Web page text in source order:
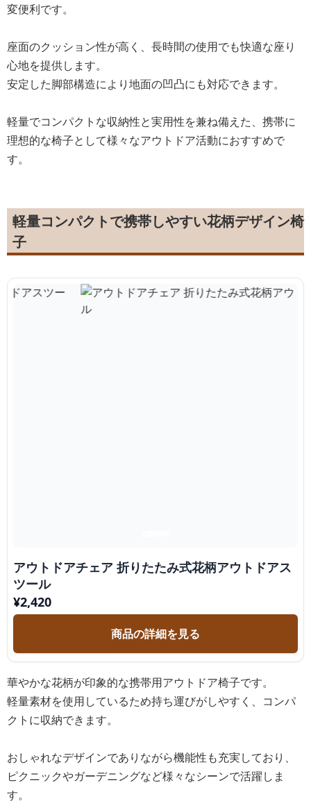
変便利です。
座面のクッション性が高く、長時間の使用でも快適な座り
心地を提供します。
安定した脚部構造により地面の凹凸にも対応できます。
軽量でコンパクトな収納性と実用性を兼ね備えた、携帯に
理想的な椅子として様々なアウトドア活動におすすめで
す。
軽量コンパクトで携帯しやすい花柄デザイン椅
子
アウトドアチェア 折りたたみ式花柄アウトドアス
ツール
¥2,420
商品の詳細を見る
華やかな花柄が印象的な携帯用アウトドア椅子です。
軽量素材を使用しているため持ち運びがしやすく、コンパ
クトに収納できます。
おしゃれなデザインでありながら機能性も充実しており、
ピクニックやガーデニングなど様々なシーンで活躍しま
す。